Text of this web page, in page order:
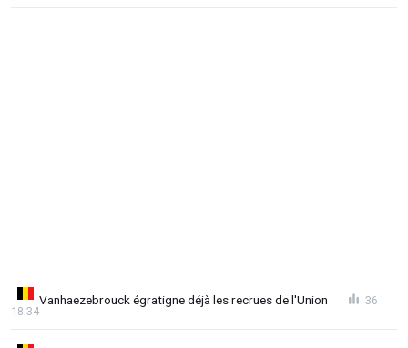
Vanhaezebrouck égratigne déjà les recrues de l'Union
18:34
36